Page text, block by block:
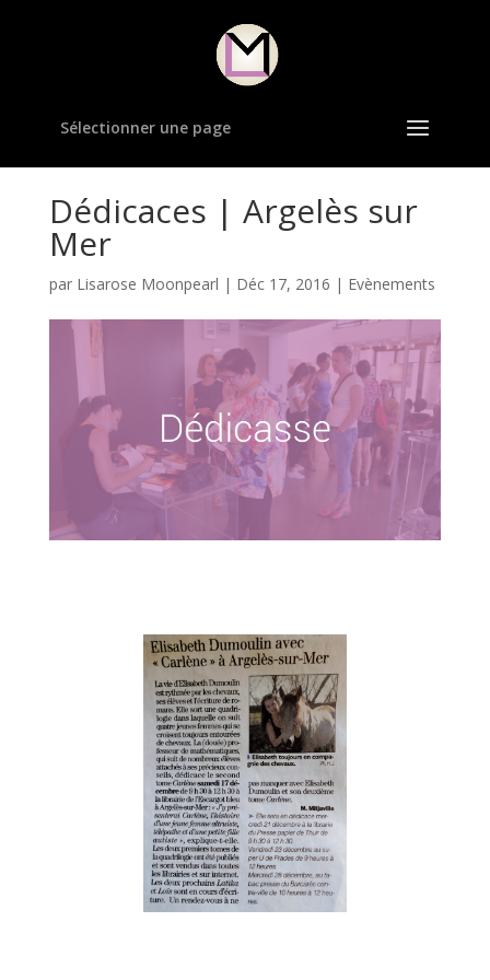
Sélectionner une page
Dédicaces | Argelès sur
Mer
par Lisarose Moonpearl | Déc 17, 2016 | Evènements